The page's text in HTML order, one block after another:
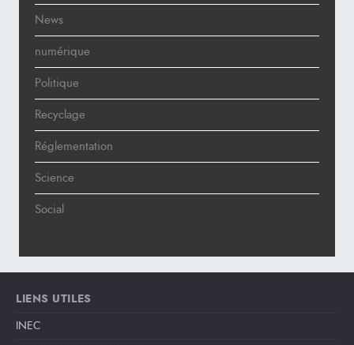
News
numérique
Politique
Recyclage
Réglementation
Science
Social
LIENS UTILES
INEC